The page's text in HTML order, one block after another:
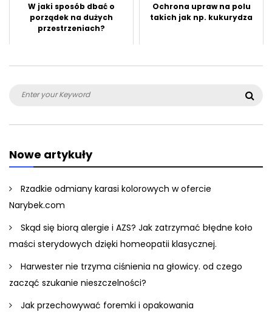
W jaki sposób dbać o
porządek na dużych
przestrzeniach?
Ochrona upraw na polu
takich jak np. kukurydza
Search
Nowe artykuły
Rzadkie odmiany karasi kolorowych w ofercie
Narybek.com
Skąd się biorą alergie i AZS? Jak zatrzymać błędne koło
maści sterydowych dzięki homeopatii klasycznej.
Harwester nie trzyma ciśnienia na głowicy. od czego
zacząć szukanie nieszczelności?
Jak przechowywać foremki i opakowania